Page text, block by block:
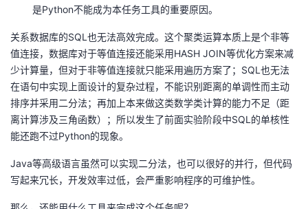
是Python不能成为本任务工具的重要原因。
关系数据库的SQL也无法高效完成。这个聚类运算本质上是个非等
值连接，数据库对于等值连接还能采用HASH JOIN等优化方案来减
少计算量，但对于非等值连接就只能采用遍历方案了；SQL也无法
在语句中实现上面设计的复杂过程，不能识别距离的单调性而主动
排序并采用二分法；再加上本来做这类数学类计算的能力不足（距
离计算涉及三角函数）；所以发生了前面实验阶段中SQL的单核性
能还跑不过Python的现象。
Java等高级语言虽然可以实现二分法，也可以很好的并行，但代码
写起来冗长，开发效率过低，会严重影响程序的可维护性。